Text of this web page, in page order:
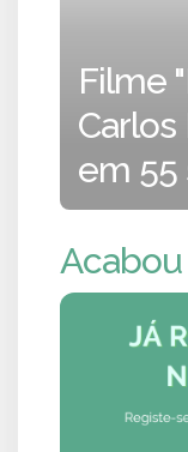
Filme
em 55
Acabou